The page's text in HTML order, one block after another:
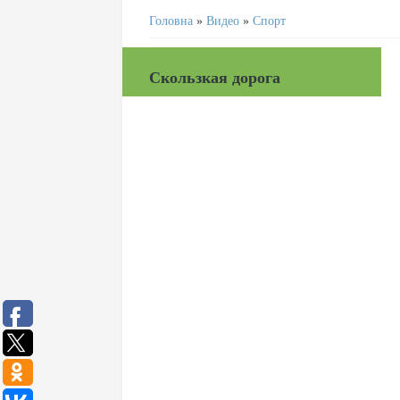
Головна » Видео » Спорт
Скользкая дорога